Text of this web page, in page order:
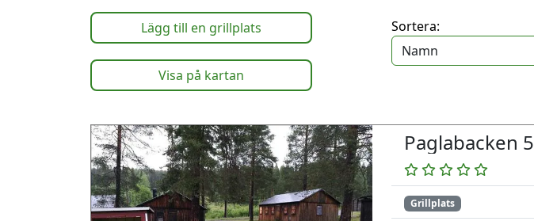
Lägg till en grillplats
Visa på kartan
Sortera:
Paglabacken 5
Grillplats